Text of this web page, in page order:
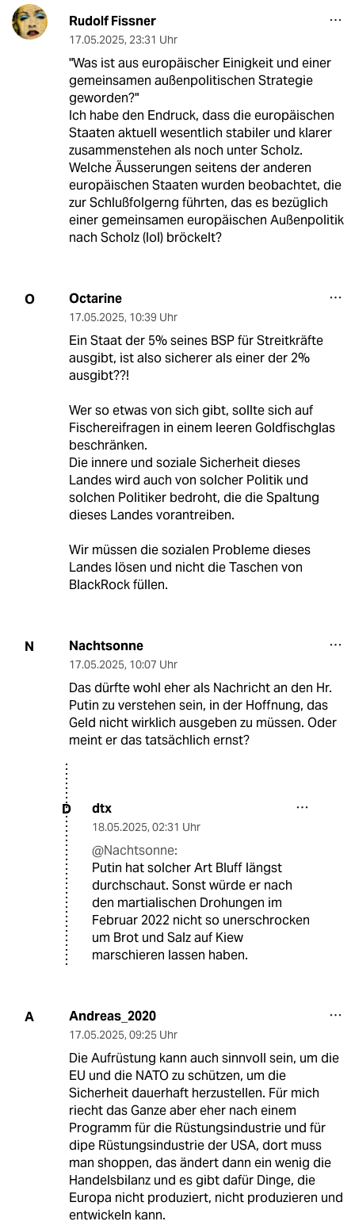
Rudolf Fissner
17.05.2025, 23:31 Uhr
"Was ist aus europäischer Einigkeit und einer
gemeinsamen außenpolitischen Strategie
geworden?"
Ich habe den Endruck, dass die europäischen
Staaten aktuell wesentlich stabiler und klarer
zusammenstehen als noch unter Scholz.
Welche Äusserungen seitens der anderen
europäischen Staaten wurden beobachtet, die
zur Schlußfolgerng führten, das es bezüglich
einer gemeinsamen europäischen Außenpolitik
nach Scholz (lol) bröckelt?
O Octarine
17.05.2025, 10:39 Uhr
Ein Staat der 5% seines BSP für Streitkräfte
ausgibt, ist also sicherer als einer der 2%
ausgibt??!
Wer so etwas von sich gibt, sollte sich auf
Fischereifragen in einem leeren Goldfischglas
beschränken.
Die innere und soziale Sicherheit dieses
Landes wird auch von solcher Politik und
solchen Politiker bedroht, die die Spaltung
dieses Landes vorantreiben.
Wir müssen die sozialen Probleme dieses
Landes lösen und nicht die Taschen von
BlackRock füllen.
N Nachtsonne
17.05.2025, 10:07 Uhr
Das dürfte wohl eher als Nachricht an den Hr.
Putin zu verstehen sein, in der Hoffnung, das
Geld nicht wirklich ausgeben zu müssen. Oder
meint er das tatsächlich ernst?
D dtx
18.05.2025, 02:31 Uhr
@Nachtsonne:
Putin hat solcher Art Bluff längst
durchschaut. Sonst würde er nach
den martialischen Drohungen im
Februar 2022 nicht so unerschrocken
um Brot und Salz auf Kiew
marschieren lassen haben.
A Andreas_2020
17.05.2025, 09:25 Uhr
Die Aufrüstung kann auch sinnvoll sein, um die
EU und die NATO zu schützen, um die
Sicherheit dauerhaft herzustellen. Für mich
riecht das Ganze aber eher nach einem
Programm für die Rüstungsindustrie und für
dipe Rüstungsindustrie der USA, dort muss
man shoppen, das ändert dann ein wenig die
Handelsbilanz und es gibt dafür Dinge, die
Europa nicht produziert, nicht produzieren und
entwickeln kann.